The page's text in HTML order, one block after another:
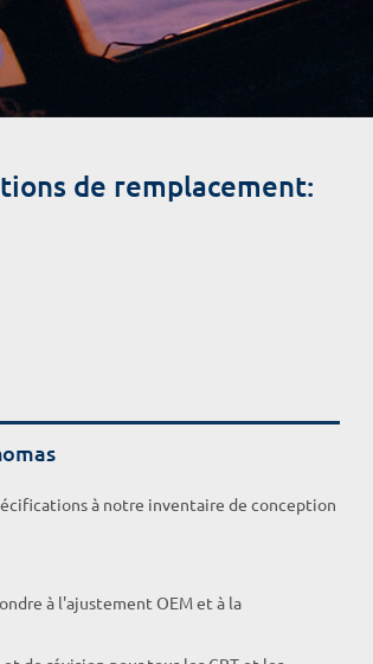
de remplacement:
à notre inventaire de conception
à l'ajustement OEM et à la